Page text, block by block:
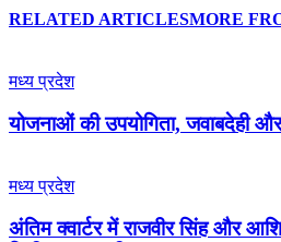
RELATED ARTICLESMORE
मध्य प्रदेश
योजनाओं की उपयोगिता, जवाबदेही
मध्य प्रदेश
अंतिम क्वार्टर में राजवीर सिंह और